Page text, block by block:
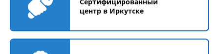
центр в Иркутске